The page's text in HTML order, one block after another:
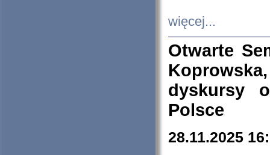
więcej...
Otwarte
dyskursy
Polsce
28.11.2025